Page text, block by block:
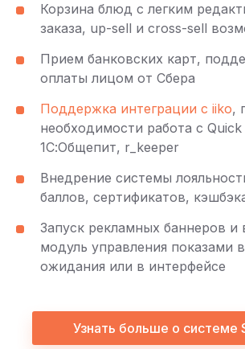
Корзина блюд с легким
заказа, up-sell и cross-sell
Прием банковских карт,
оплаты лицом от Сбера
Поддержка интеграции с iiko,
необходимости работа с Quick
1С:Общепит, r_keeper
Внедрение системы
баллов, сертификатов,
Запуск рекламных баннеров и
модуль управления показами
ожидания или в интерфейсе
Узнать больше о системе